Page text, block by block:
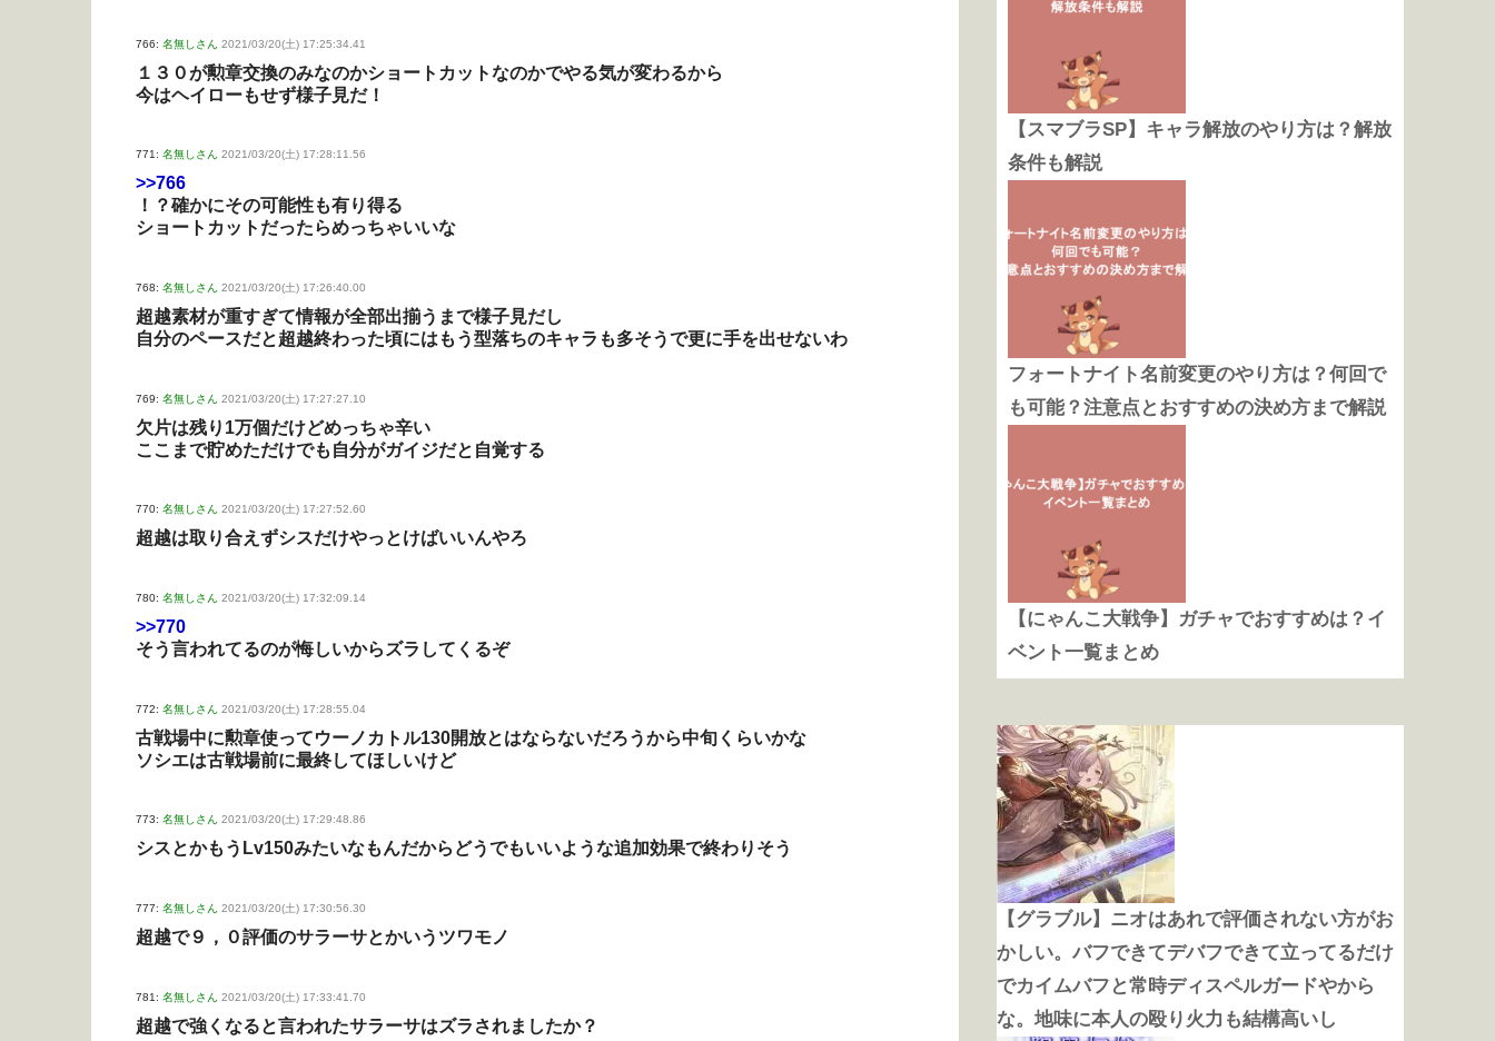
766: 名無しさん 2021/03/20(土) 17:25:34.41
１３０が勲章交換のみなのかショートカットなのかでやる気が変わるから
今はヘイローもせず様子見だ！
771: 名無しさん 2021/03/20(土) 17:28:11.56
>>766
！？確かにその可能性も有り得る
ショートカットだったらめっちゃいいな
768: 名無しさん 2021/03/20(土) 17:26:40.00
超越素材が重すぎて情報が全部出揃うまで様子見だし
自分のペースだと超越終わった頃にはもう型落ちのキャラも多そうで更に手を出せないわ
769: 名無しさん 2021/03/20(土) 17:27:27.10
欠片は残り1万個だけどめっちゃ辛い
ここまで貯めただけでも自分がガイジだと自覚する
770: 名無しさん 2021/03/20(土) 17:27:52.60
超越は取り合えずシスだけやっとけばいいんやろ
780: 名無しさん 2021/03/20(土) 17:32:09.14
>>770
そう言われてるのが悔しいからズラしてくるぞ
772: 名無しさん 2021/03/20(土) 17:28:55.04
古戦場中に勲章使ってウーノカトル130開放とはならないだろうから中旬くらいかな
ソシエは古戦場前に最終してほしいけど
773: 名無しさん 2021/03/20(土) 17:29:48.86
シスとかもうLv150みたいなもんだからどうでもいいような追加効果で終わりそう
777: 名無しさん 2021/03/20(土) 17:30:56.30
超越で９，０評価のサラーサとかいうツワモノ
781: 名無しさん 2021/03/20(土) 17:33:41.70
超越で強くなると言われたサラーサはズラされましたか？
【スマブラSP】キャラ解放のやり方は？解放
条件も解説
フォートナイト名前変更のやり方は？何回で
も可能？注意点とおすすめの決め方まで解説
【にゃんこ大戦争】ガチャでおすすめは？イ
ベント一覧まとめ
【グラブル】ニオはあれで評価されない方がお
かしい。バフできてデバフできて立ってるだけ
でカイムバフと常時ディスペルガードやから
な。地味に本人の殴り火力も結構高いし